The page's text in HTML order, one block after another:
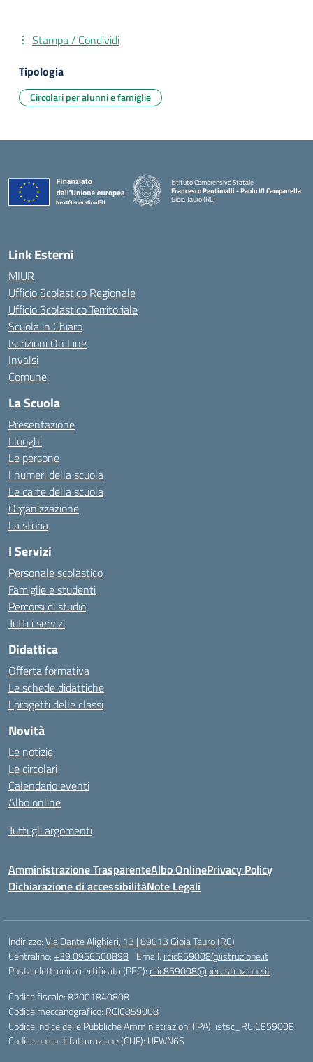
Stampa / Condividi
Tipologia
Circolari per alunni e famiglie
Istituto Comprensivo Statale
Francesco Pentimalli - Paolo VI Campanella
Gioia Tauro (RC)
Link Esterni
MIUR
Ufficio Scolastico Regionale
Ufficio Scolastico Territoriale
Scuola in Chiaro
Iscrizioni On Line
Invalsi
Comune
La Scuola
Presentazione
I luoghi
Le persone
I numeri della scuola
Le carte della scuola
Organizzazione
La storia
I Servizi
Personale scolastico
Famiglie e studenti
Percorsi di studio
Tutti i servizi
Didattica
Offerta formativa
Le schede didattiche
I progetti delle classi
Novità
Le notizie
Le circolari
Calendario eventi
Albo online
Tutti gli argomenti
Amministrazione TrasparenteAlbo OnlinePrivacy Policy
Dichiarazione di accessibilitàNote Legali
Indirizzo:Via Dante Alighieri, 13 | 89013 Gioia Tauro (RC)
Centralino:+39 0966500898 Email: rcic859008@istruzione.it
Posta elettronica certificata (PEC): rcic859008@pec.istruzione.it
Codice fiscale: 82001840808
Codice meccanografico: RCIC859008
Codice Indice delle Pubbliche Amministrazioni (IPA): istsc_RCIC859008
Codice unico di fatturazione (CUF): UFWN6S